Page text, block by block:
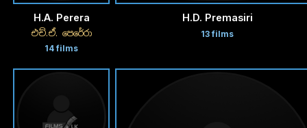
H.A. Perera
එච්.ඒ. පෙරේරා
14 films
H.D. Premasiri
13 films